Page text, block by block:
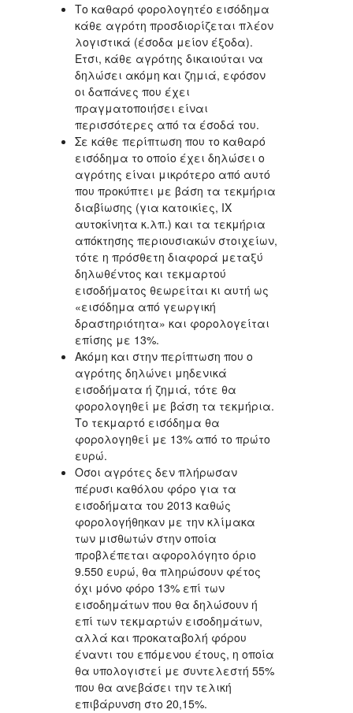
Το καθαρό φορολογητέο εισόδημα
κάθε αγρότη προσδιορίζεται πλέον
λογιστικά (έσοδα μείον έξοδα).
Ετσι, κάθε αγρότης δικαιούται να
δηλώσει ακόμη και ζημιά, εφόσον
οι δαπάνες που έχει
πραγματοποιήσει είναι
περισσότερες από τα έσοδά του.
Σε κάθε περίπτωση που το καθαρό
εισόδημα το οποίο έχει δηλώσει ο
αγρότης είναι μικρότερο από αυτό
που προκύπτει με βάση τα τεκμήρια
διαβίωσης (για κατοικίες, ΙΧ
αυτοκίνητα κ.λπ.) και τα τεκμήρια
απόκτησης περιουσιακών στοιχείων,
τότε η πρόσθετη διαφορά μεταξύ
δηλωθέντος και τεκμαρτού
εισοδήματος θεωρείται κι αυτή ως
«εισόδημα από γεωργική
δραστηριότητα» και φορολογείται
επίσης με 13%.
Ακόμη και στην περίπτωση που ο
αγρότης δηλώνει μηδενικά
εισοδήματα ή ζημιά, τότε θα
φορολογηθεί με βάση τα τεκμήρια.
Το τεκμαρτό εισόδημα θα
φορολογηθεί με 13% από το πρώτο
ευρώ.
Οσοι αγρότες δεν πλήρωσαν
πέρυσι καθόλου φόρο για τα
εισοδήματα του 2013 καθώς
φορολογήθηκαν με την κλίμακα
των μισθωτών στην οποία
προβλέπεται αφορολόγητο όριο
9.550 ευρώ, θα πληρώσουν φέτος
όχι μόνο φόρο 13% επί των
εισοδημάτων που θα δηλώσουν ή
επί των τεκμαρτών εισοδημάτων,
αλλά και προκαταβολή φόρου
έναντι του επόμενου έτους, η οποία
θα υπολογιστεί με συντελεστή 55%
που θα ανεβάσει την τελική
επιβάρυνση στο 20,15%.